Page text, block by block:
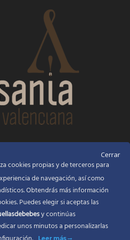
Valencia 46290
Cerrar
cookies propias y de terceros para
de navegación, así como
Obtendrás más información
Puedes elegir si aceptas las
y continúas
unos minutos a personalizarlas
Leer más